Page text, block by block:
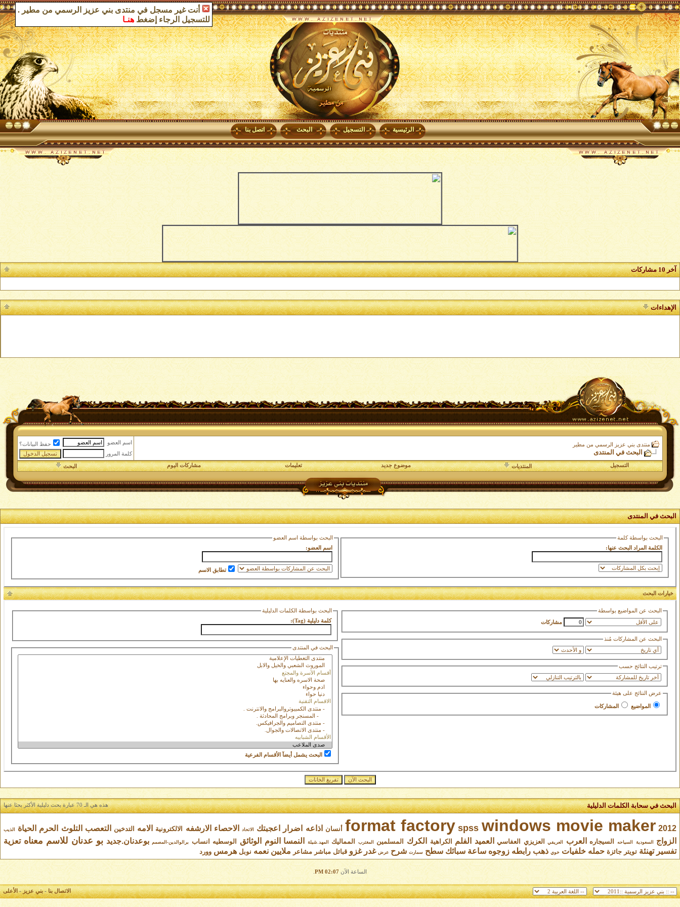
أنت غير مسجل في منتدى بني عزيز الرسمي من مطير .
للتسجيل الرجاء إضغط هنـا
الرئيسية التسجيل البحث اتصل بنا
آخر 10 مشاركات
الإهداءات
منتدى بني عزيز الرسمي من مطير
البحث في المنتدى
اسم العضو
حفظ البيانات؟
كلمة المرور
التسجيل
المنتديات موضوع جديد تعليمات مشاركات اليوم البحث
البحث في المنتدى
البحث بواسطة كلمة
الكلمة المراد البحث عنها:
البحث بواسطة اسم العضو
اسم العضو:
تطابق الاسم
خيارات البحث
البحث عن المواضيع بواسطة
مشاركات
البحث عن المشاركات مُنذ
ترتيب النتائج حسب
عرض النتائج على هيئة
المواضيع المشاركات
البحث بواسطة الكلمات الدليلية
كلمة دليلية (Tag):
البحث في المنتدى
البحث يشمل أيضآ الأقسام الفرعية
هذه هي الـ 70 عبارة بحث دليلية الأكثر بحثا عنها البحث في سحابة الكلمات الدليلية
2012
format factory spss windows movie maker أنسان اذاعه اضرار اعجبتك الاتحاد الاحصاء الارشفه الالكترونية الامه التدخين التعصب التلوث الحرم الحياة الذيب
الزواج السعودية السياحه السيجاره العرب العريفي العزيزي العفاسي العميد الفلم الكراهية الكرك المسلمين المغترب المماليك المهد.شيلة النمسا النوم الوثائق الوسطيه انساب برالوالدين-المصمم بوعدنان.جديد بو عدنان للاسم معناه تعزية
تفسير تهنئة تويتر جائزة حمله خلفيات خوي ذهب رابطه زوجوه ساعة سبائك سطح سمارت شرح عرض غدر غزو قبائل مباشر مشاعر ملايين نعمه نوبل هرمس وورد
الساعة الآن 02:07 PM
الاتصال بنا-بني عزيز-الأعلى